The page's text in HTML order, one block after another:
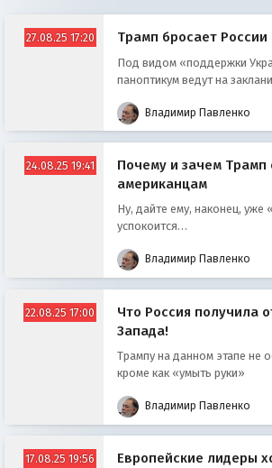
27.08.25 17:20 Трамп бросает
Под видом «поддержки
паноптикум ведут на
Владимир Павленко
24.08.25 19:41
Почему и зачем Трамп
американцам
Ну, дайте ему, наконец,
успокоится…
Владимир Павленко
22.08.25 17:00
Что Россия получила
Запада!
Трампу на данном этапе не
кроме как «умыть руки»
Владимир Павленко
17.08.25 19:56
Европейские лидеры